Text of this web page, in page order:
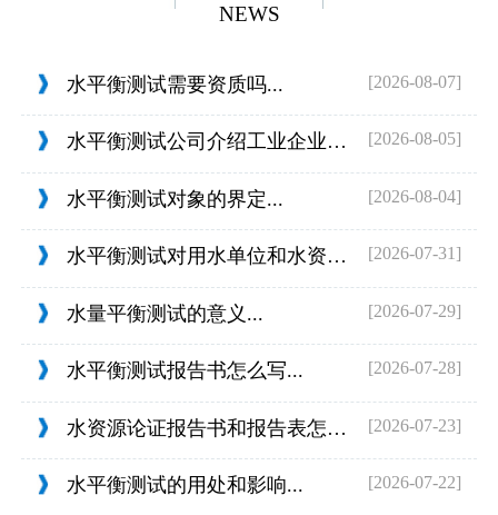
NEWS
水平衡测试需要资质吗... [2026-08-07]
水平衡测试公司介绍工业企业的用水范围... [2026-08-05]
水平衡测试对象的界定... [2026-08-04]
水平衡测试对用水单位和水资源管理的目... [2026-07-31]
水量平衡测试的意义... [2026-07-29]
水平衡测试报告书怎么写... [2026-07-28]
水资源论证报告书和报告表怎么判定... [2026-07-23]
水平衡测试的用处和影响... [2026-07-22]